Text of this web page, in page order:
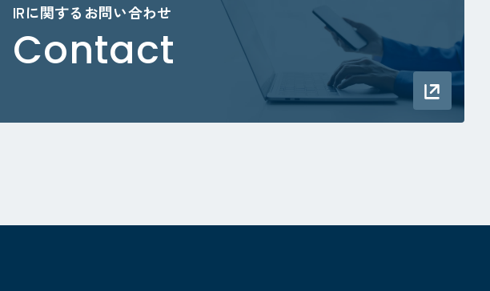
IRに関するお問い合わせ
Contact